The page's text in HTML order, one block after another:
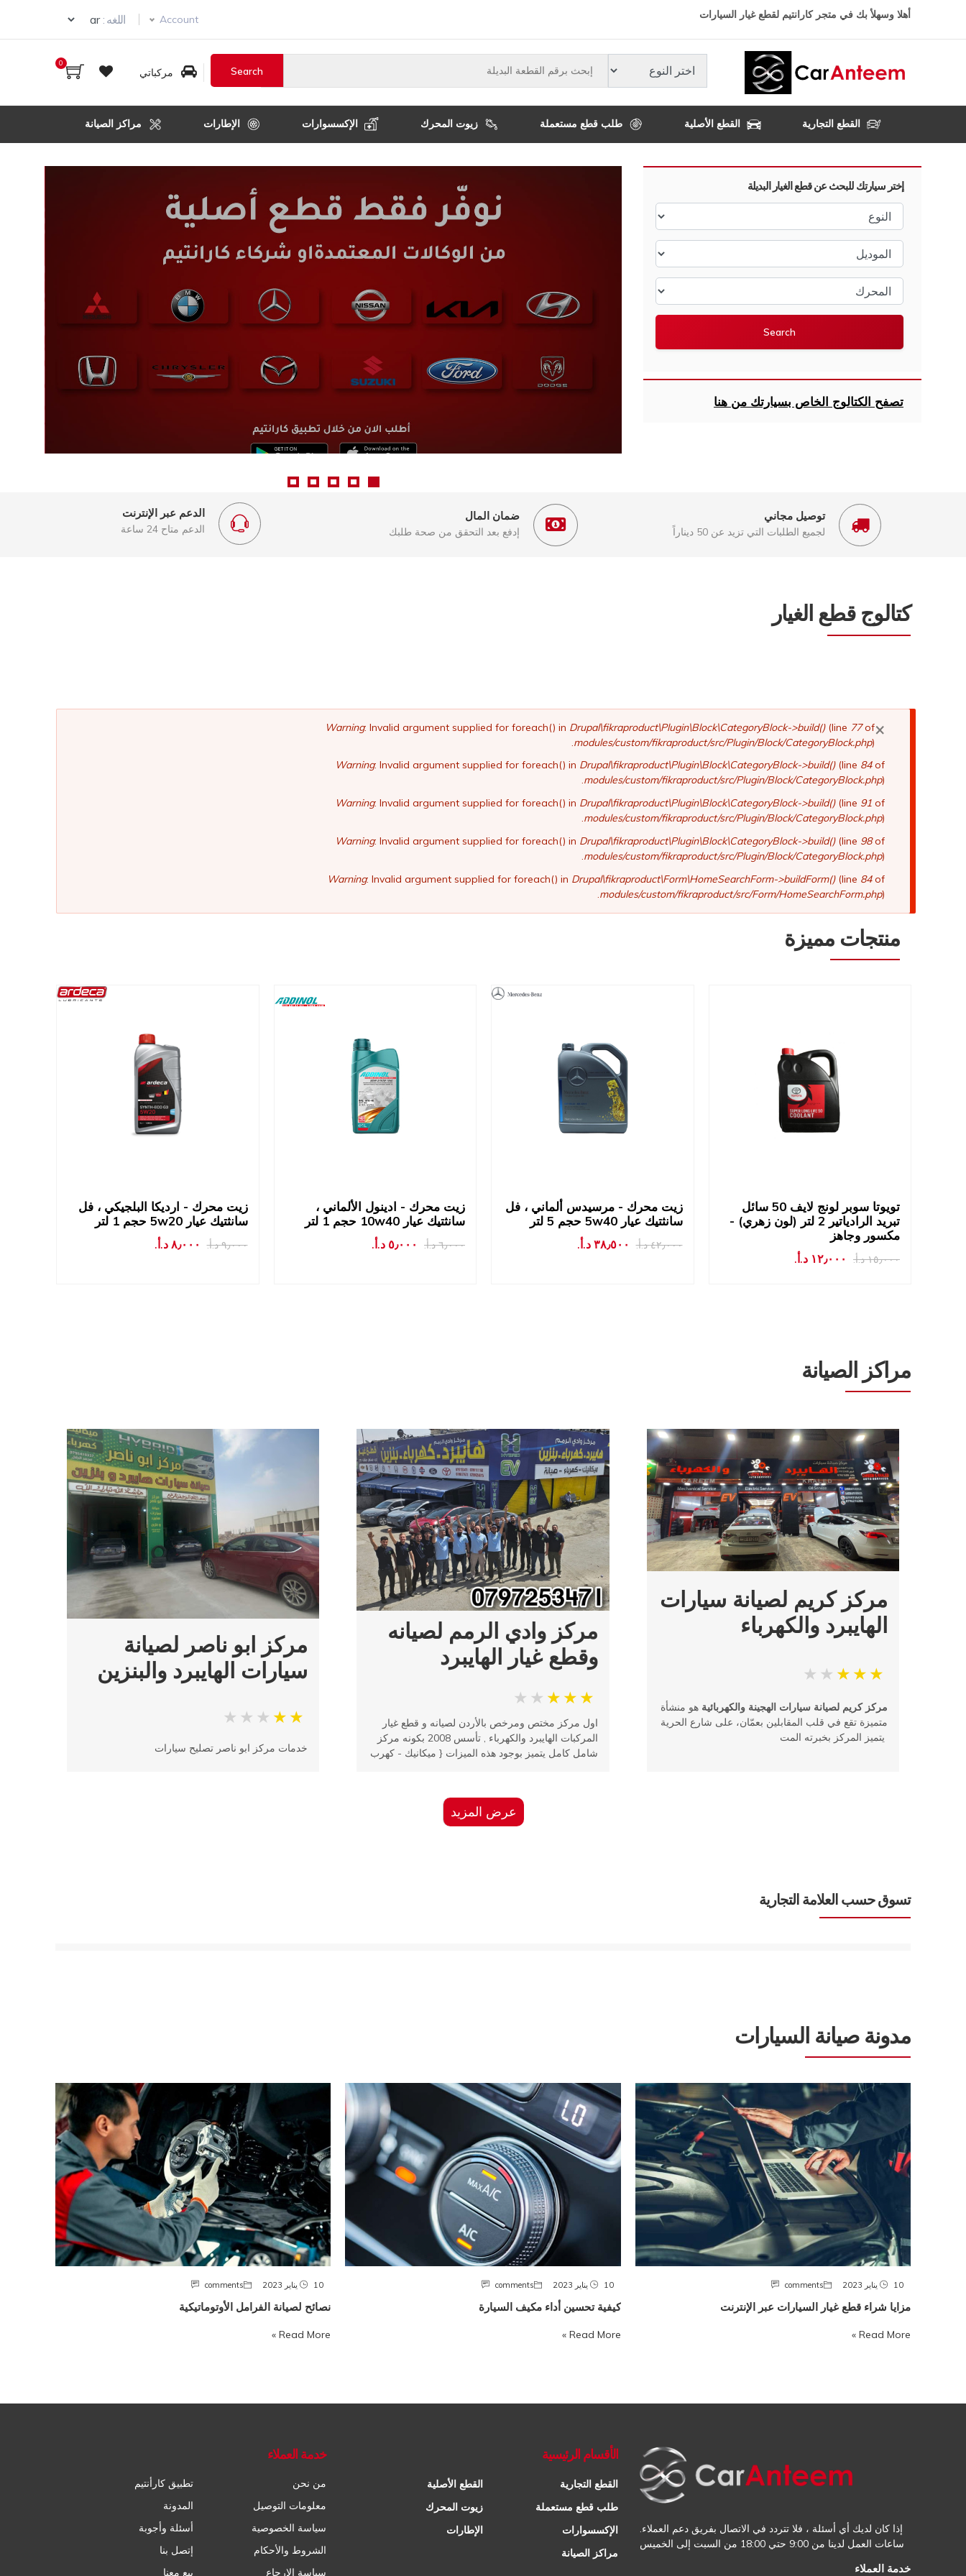
المحتوى
أهلا وسهلأ بك في متجر كارانتيم لقطع غيار السيارات Account اللغه :
Select your language
مركباتي
0
القطع التجارية القطع الأصلية طلب قطع مستعملة زيوت المحرك الإكسسوارات الإطارات مراكز الصيانة
إختر سيارتك للبحث عن قطع الغيار البديلة
النوع
الموديل
المحرك
تصفح الكتالوج الخاص بسيارتك من هنا
توصيل مجاني
لجميع الطلبات التي تزيد عن 50 ديناراً
ضمان المال
إدفع بعد التحقق من صحة طلبك
الدعم عبر الإنترنت
الدعم متاح 24 ساعة
كتالوج قطع الغيار
×
رسالة
الخطأ
Warning: Invalid argument supplied for foreach() in Drupal\fikraproduct\Plugin\Block\CategoryBlock->build()(line 77of
modules/custom/fikraproduct/src/Plugin/Block/CategoryBlock.php).
Warning: Invalid argument supplied for foreach() in Drupal\fikraproduct\Plugin\Block\CategoryBlock->build()(line 84of
modules/custom/fikraproduct/src/Plugin/Block/CategoryBlock.php).
Warning: Invalid argument supplied for foreach() in Drupal\fikraproduct\Plugin\Block\CategoryBlock->build()(line 91 of
modules/custom/fikraproduct/src/Plugin/Block/CategoryBlock.php).
Warning: Invalid argument supplied for foreach() in Drupal\fikraproduct\Plugin\Block\CategoryBlock->build()(line 98of
modules/custom/fikraproduct/src/Plugin/Block/CategoryBlock.php).
Warning: Invalid argument supplied for foreach() in Drupal\fikraproduct\Form\HomeSearchForm->buildForm()(line 84of
modules/custom/fikraproduct/src/Form/HomeSearchForm.php).
منتجات مميزة
تويوتا سوبر لونج لايف 50 سائل
تبريد الرادياتير 2 لتر (لون زهري) -
مكسور وجاهز
١٥٫٠٠٠ د.أ.‏ ١٢٫٠٠٠ د.أ.‏
زيت محرك - مرسيدس ألماني ، فل
سانثتيك عيار 5w40 حجم 5 لتر
٤٢٫٠٠٠ د.أ.‏ ٣٨٫٥٠٠ د.أ.‏
زيت محرك - ادينول الألماني ،
سانثتيك عيار 10w40 حجم 1 لتر
٦٫٠٠٠ د.أ.‏ ٥٫٠٠٠ د.أ.‏
زيت محرك - ارديكا البلجيكي ، فل
سانثتيك عيار 5w20 حجم 1 لتر
٩٫٠٠٠ د.أ.‏ ٨٫٠٠٠ د.أ.‏
مراكز الصيانة
مركز كريم لصيانة سيارات
الهايبرد والكهرباء
مركز كريم لصيانة سيارات الهجينة والكهربائية هو منشأة
متميزة تقع في قلب المقابلين بعمّان، على شارع الحرية
يتميز المركز بخبرته المت
مركز وادي الرمم لصيانه
وقطع غيار الهايبرد
اول مركز مختص ومرخص بالأردن لصيانه و قطع غيار
المركبات الهايبرد والكهرباء , تأسس 2008 بكونه مركز
شامل كامل يتميز بوجود هذه الميزات { ميكانيك - كهرب
مركز ابو ناصر لصيانة
سيارات الهايبرد والبنزين
خدمات مركز ابو ناصر تصليح سيارات
عرض المزيد
تسوق حسب العلامة التجارية
مدونة صيانة السيارات
10 يناير 2023 comments
مزايا شراء قطع غيار السيارات عبر الإنترنت
Read More »
10 يناير 2023 comments
كيفية تحسين أداء مكيف السيارة
Read More »
10 يناير 2023 comments
نصائح لصيانة الفرامل الأوتوماتيكية
Read More »
إذا كان لديك أي أسئلة ، فلا تتردد في الاتصال بفريق دعم العملاء.
ساعات العمل لدينا من 9:00 حتي 18:00 من السبت إلى الخميس
خدمة العملاء
الأقسام الرئيسية
القطع التجارية
القطع الأصلية
طلب قطع مستعملة
زيوت المحرك
الإكسسوارات
الإطارات
مراكز الصيانة
خدمة العملاء
من نحن
تطبيق كارأنتيم
معلومات التوصيل
المدونة
سياسة الخصوصية
أسئلة وأجوبة
الشروط والأحكام
إتصل بنا
سياسة الإرجاع
بيع معنا